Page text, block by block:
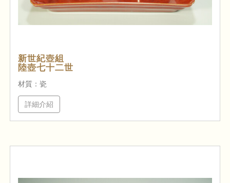
新世紀壺組
陸壺七十二世
材質：瓷
詳細介紹